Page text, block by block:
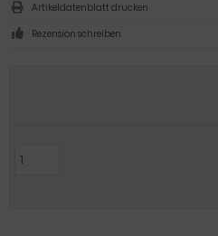
Artikeldatenblatt drucken
Rezension schreiben